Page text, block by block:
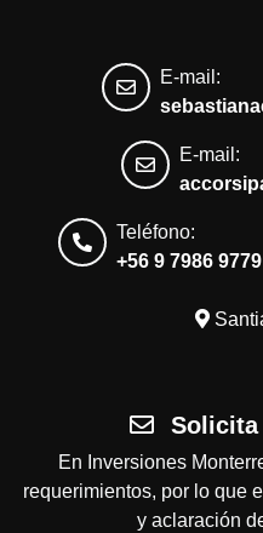
E-mail:
E-mail:
Teléfono:
+56 9 7986 9779
En Inversiones
requerimientos, por lo que
y aclaración